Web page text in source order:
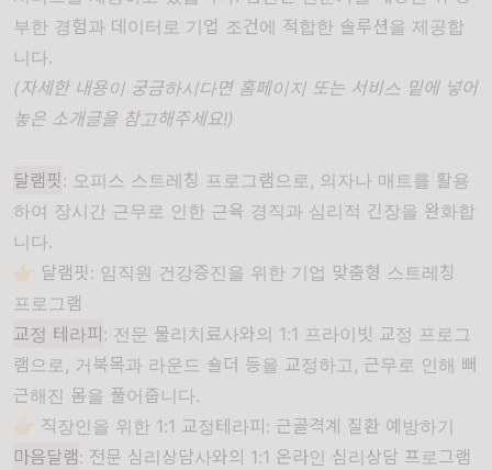
부한 경험과 데이터로 기업 조건에 적합한 솔루션을 제공합
니다.
(자세한 내용이 궁금하시다면 홈페이지 또는 서비스 밑에 넣어
놓은 소개글을 참고해주세요!)
달램핏 : 오피스 스트레칭 프로그램으로, 의자나 매트를 활용
하여 장시간 근무로 인한 근육 경직과 심리적 긴장을 완화합
니다.
👉🏻 달램핏: 임직원 건강증진을 위한 기업 맞춤형 스트레칭
프로그램
교정 테라피 : 전문 물리치료사와의 1:1 프라이빗 교정 프로그
램으로, 거북목과 라운드 숄더 등을 교정하고, 근무로 인해 뻐
근해진 몸을 풀어줍니다.
👉🏻 직장인을 위한 1:1 교정테라피: 근골격계 질환 예방하기
마음달램: 전문 심리상담사와의 1:1 온라인 심리상담 프로그램